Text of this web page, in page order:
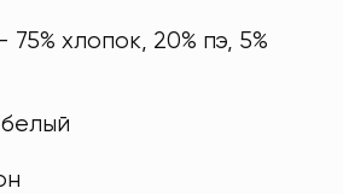
хлопок, 20% пэ, 5%